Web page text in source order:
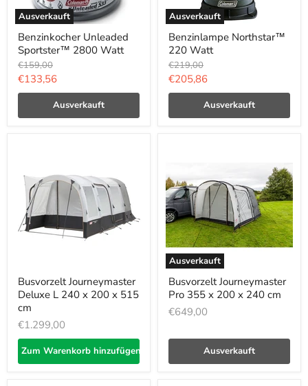
Ausverkauft
Benzinkocher Unleaded
Sportster™ 2800 Watt
Ursprünglicher
Preis
€159,00
Aktueller
Preis
€133,56
Ausverkauft
Ausverkauft
Benzinlampe Northstar™
220 Watt
Ursprünglicher
Preis
€219,00
Aktueller
Preis
€205,86
Ausverkauft
Busvorzelt Journeymaster
Deluxe L 240 x 200 x 515
cm
€1.299,00
Zum Warenkorb hinzufügen
Ausverkauft
Busvorzelt Journeymaster
Pro 355 x 200 x 240 cm
€649,00
Ausverkauft